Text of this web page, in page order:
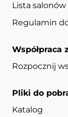
Lista salonów
Regulamin
Rozpocznij
Pliki do
Katalog